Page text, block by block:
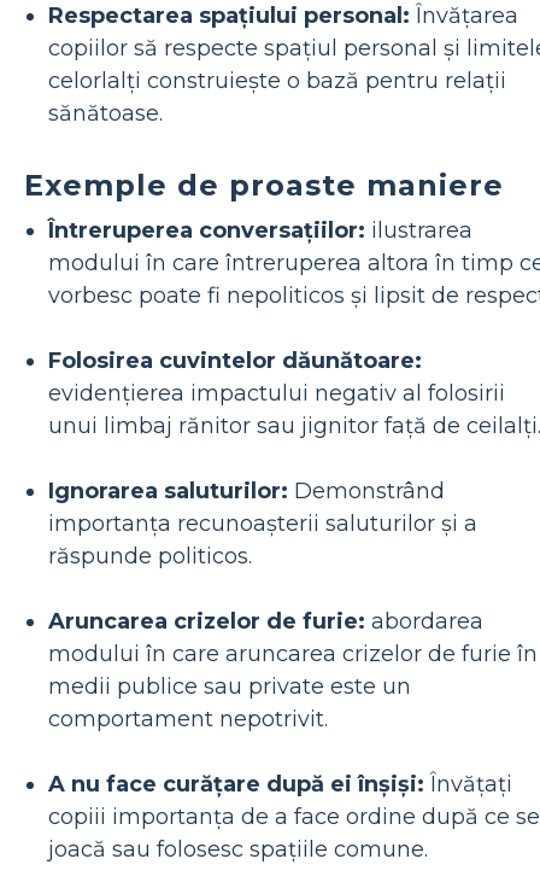
Respectarea spațiului personal: Învățarea
copiilor să respecte spațiul personal și
celorlalți construiește o bază pentru relații
sănătoase.
Exemple de proaste maniere
Întreruperea conversațiilor: ilustrarea
modului în care întreruperea altora în timp
vorbesc poate fi nepoliticos și lipsit de
Folosirea cuvintelor dăunătoare:
evidențierea impactului negativ al folosirii
unui limbaj rănitor sau jignitor față de ceilalți.
Ignorarea saluturilor: Demonstrând
importanța recunoașterii saluturilor și a
răspunde politicos.
Aruncarea crizelor de furie: abordarea
modului în care aruncarea crizelor de furie în
medii publice sau private este un
comportament nepotrivit.
A nu face curățare după ei înșiși: Învățați
copiii importanța de a face ordine după ce se
joacă sau folosesc spațiile comune.